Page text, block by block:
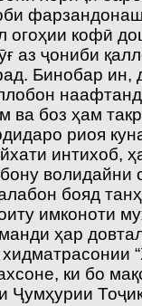
огоҳии кофӣ
аз ҷониби
Бинобар ин,
боз ҳам
риоя
интихоб,
волидайни
бояд
имконоти
ҳар
ки бо
Ҷумҳурии